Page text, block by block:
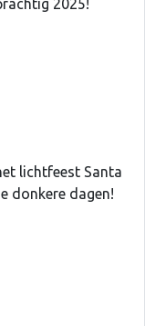
2025!
lichtfeest Santa
donkere dagen!